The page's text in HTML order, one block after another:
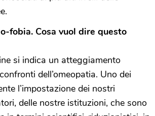
fobia. Cosa vuol dire questo
si indica un atteggiamento
dell’omeopatia. Uno dei
l’impostazione dei nostri
delle nostre istituzioni, che sono